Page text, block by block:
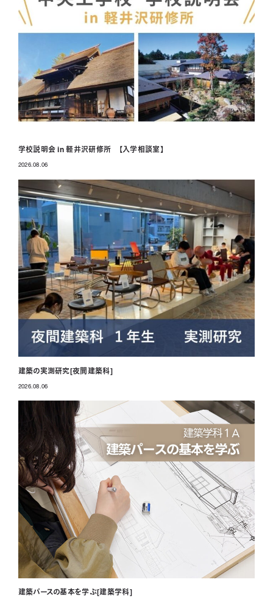
学校説明会 in 軽井沢研修所 【入学相談室】
2026.08.06
建築の実測研究[夜間建築科]
2026.08.06
建築パースの基本を学ぶ[建築学科]